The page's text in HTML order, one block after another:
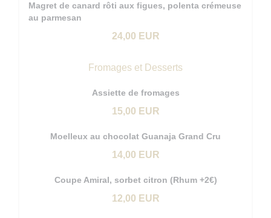
Magret de canard rôti aux figues, polenta crémeuse
au parmesan
24,00 EUR
Fromages et Desserts
Assiette de fromages
15,00 EUR
Moelleux au chocolat Guanaja Grand Cru
14,00 EUR
Coupe Amiral, sorbet citron (Rhum +2€)
12,00 EUR